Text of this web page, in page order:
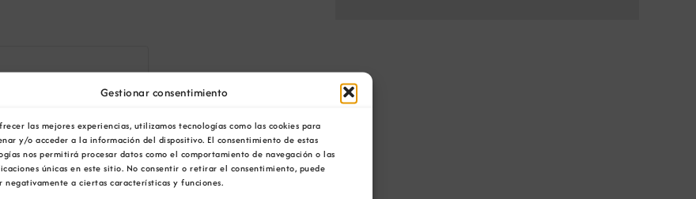
Gestionar consentimiento
las mejores experiencias, utilizamos tecnologías como las cookies para
y/o acceder a la información del dispositivo. El consentimiento de estas
nos permitirá procesar datos como el comportamiento de navegación o las
únicas en este sitio. No consentir o retirar el consentimiento, puede
negativamente a ciertas características y funciones.